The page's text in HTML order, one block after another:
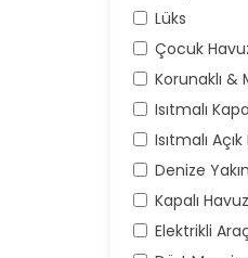
Lüks
Çocuk
Korunaklı
Isıtmalı
Isıtmalı
Denize Yakın
Kapalı
Elektrikli